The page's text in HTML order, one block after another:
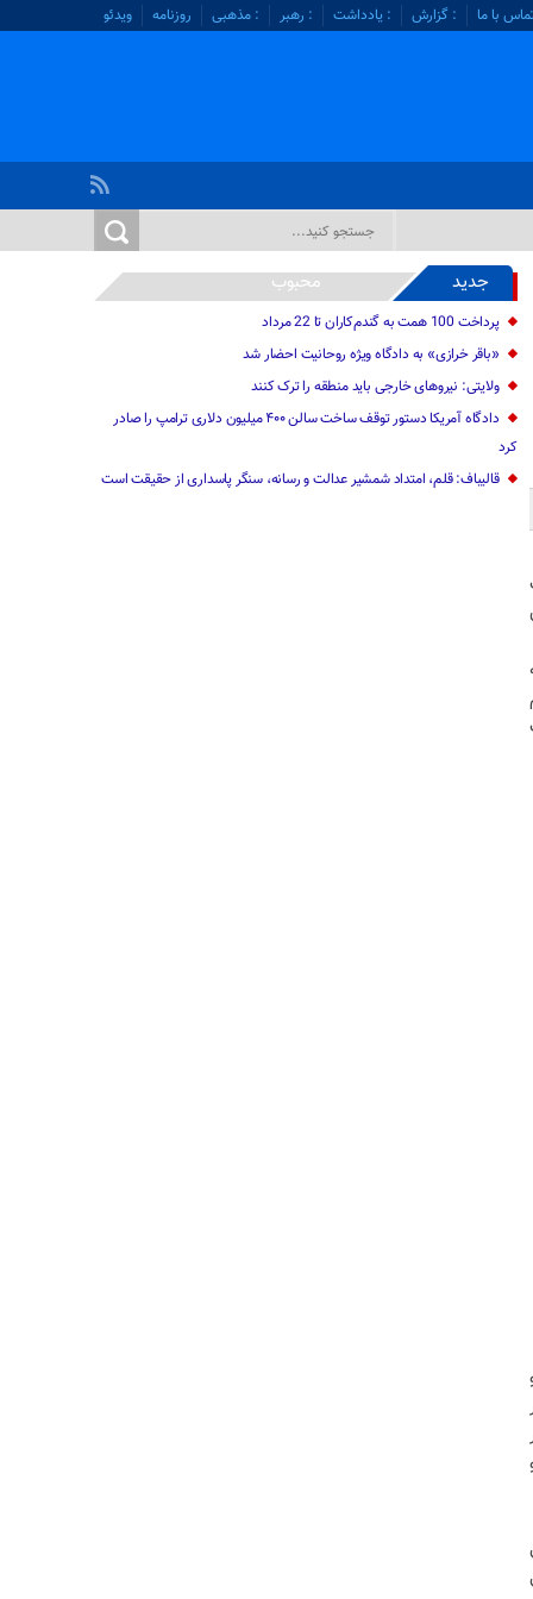
با ما : گزارش : یادداشت : رهبر : مذهبی روزنامه ویدئو
جدید محبوب
پرداخت 100 همت به گندم‌کاران تا 22 مرداد
«باقر خرازی» به دادگاه ویژه روحانیت احضار شد
ولایتی: نیرو‌های خارجی باید منطقه را ترک کنند
دادگاه آمریکا دستور توقف ساخت سالن ۴۰۰ میلیون دلاری ترامپ را صادر
کرد
قالیباف: قلم، امتداد شمشیر عدالت و رسانه، سنگر پاسداری از حقیقت است